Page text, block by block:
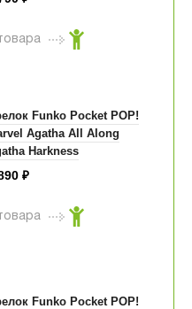
Funko Pocket POP!
Agatha All Along
Harkness
₽
Funko Pocket POP!